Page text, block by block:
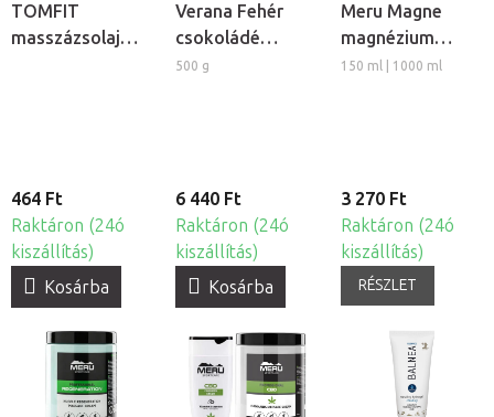
TOMFIT
masszázsolaj
464 Ft
Raktáron (24ó
kiszállítás)
Kosárba
Verana Fehér
csokoládé
masszázskrém
500 g
6 440 Ft
Raktáron (24ó
kiszállítás)
Kosárba
Meru Magne
magnézium
masszázs krém
150 ml | 1000 ml
3 270 Ft
Raktáron (24ó
kiszállítás)
RÉSZLET